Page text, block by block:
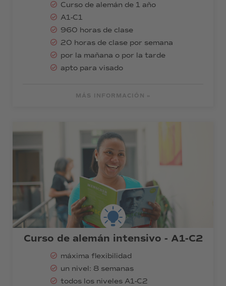
Curso de alemán de 1 año
A1-C1
960 horas de clase
20 horas de clase por semana
por la mañana o por la tarde
apto para visado
MÁS INFORMACIÓN »
Curso de alemán intensivo - A1-C2
máxima flexibilidad
un nivel: 8 semanas
todos los niveles A1-C2